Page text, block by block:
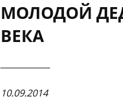
МОЛОДОЙ
ВЕКА
10.09.2014